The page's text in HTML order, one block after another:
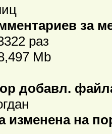
за
раз
Mb
добавл.
изменена на